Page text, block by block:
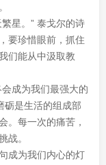
星。” 泰戈尔的诗
要珍惜眼前，抓住
们能从中汲取教
成为我们最强大的
砺是生活的组成部
。每一次的痛苦，
战。
成为我们内心的灯